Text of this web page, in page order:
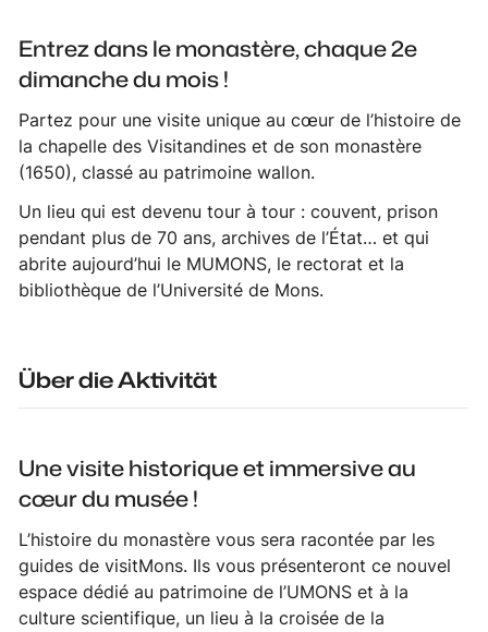
Entrez dans le monastère, chaque 2e
dimanche du mois !
Partez pour une visite unique au cœur de l’histoire de
la chapelle des Visitandines et de son monastère
(1650), classé au patrimoine wallon.
Un lieu qui est devenu tour à tour : couvent, prison
pendant plus de 70 ans, archives de l’État… et qui
abrite aujourd’hui le MUMONS, le rectorat et la
bibliothèque de l’Université de Mons.
Über die Aktivität
Une visite historique et immersive au
cœur du musée !
L’histoire du monastère vous sera racontée par les
guides de visitMons. Ils vous présenteront ce nouvel
espace dédié au patrimoine de l’UMONS et à la
culture scientifique, un lieu à la croisée de la